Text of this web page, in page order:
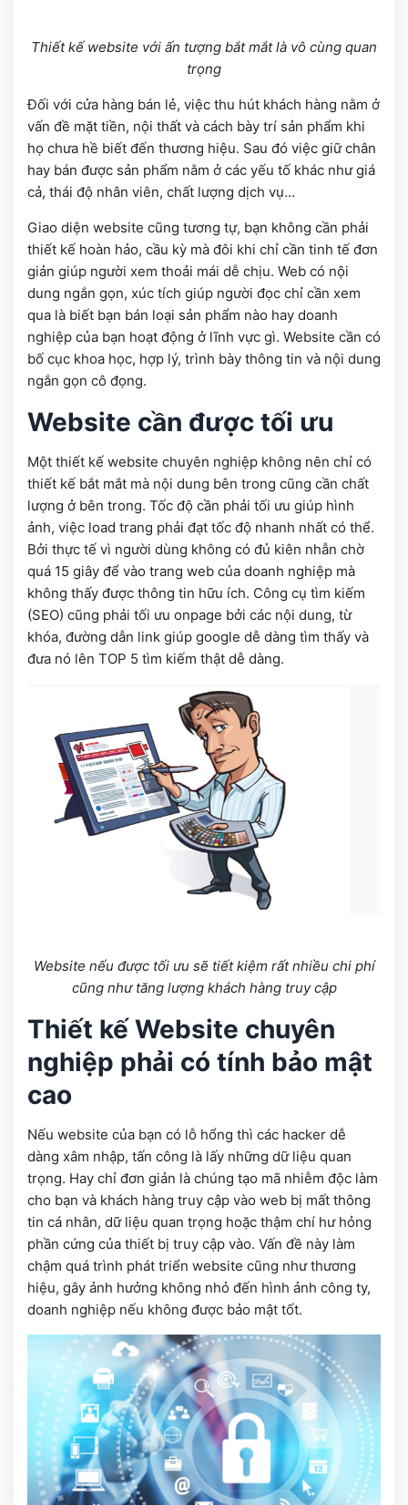
Thiết kế website với ấn tượng bắt mắt là vô cùng quan
trọng
Đối với cửa hàng bán lẻ, việc thu hút khách hàng nằm ở
vấn đề mặt tiền, nội thất và cách bày trí sản phẩm khi
họ chưa hề biết đến thương hiệu. Sau đó việc giữ chân
hay bán được sản phẩm nằm ở các yếu tố khác như giá
cả, thái độ nhân viên, chất lượng dịch vụ…
Giao diện website cũng tương tự, bạn không cần phải
thiết kế hoàn hảo, cầu kỳ mà đôi khi chỉ cần tinh tế đơn
giản giúp người xem thoải mái dễ chịu. Web có nội
dung ngắn gọn, xúc tích giúp người đọc chỉ cần xem
qua là biết bạn bán loại sản phẩm nào hay doanh
nghiệp của bạn hoạt động ở lĩnh vực gì. Website cần có
bố cục khoa học, hợp lý, trình bày thông tin và nội dung
ngắn gọn cô đọng.
Website cần được tối ưu
Một thiết kế website chuyên nghiệp không nên chỉ có
thiết kế bắt mắt mà nội dung bên trong cũng cần chất
lượng ở bên trong. Tốc độ cần phải tối ưu giúp hình
ảnh, việc load trang phải đạt tốc độ nhanh nhất có thể.
Bởi thực tế vì người dùng không có đủ kiên nhẫn chờ
quá 15 giây để vào trang web của doanh nghiệp mà
không thấy được thông tin hữu ích. Công cụ tìm kiếm
(SEO) cũng phải tối ưu onpage bởi các nội dung, từ
khóa, đường dẫn link giúp google dễ dàng tìm thấy và
đưa nó lên TOP 5 tìm kiếm thật dễ dàng.
Website nếu được tối ưu sẽ tiết kiệm rất nhiều chi phí
cũng như tăng lượng khách hàng truy cập
Thiết kế Website chuyên
nghiệp phải có tính bảo mật
cao
Nếu website của bạn có lỗ hổng thì các hacker dễ
dàng xâm nhập, tấn công là lấy những dữ liệu quan
trọng. Hay chỉ đơn giản là chúng tạo mã nhiễm độc làm
cho bạn và khách hàng truy cập vào web bị mất thông
tin cá nhân, dữ liệu quan trọng hoặc thậm chí hư hỏng
phần cứng của thiết bị truy cập vào. Vấn đề này làm
chậm quá trình phát triển website cũng như thương
hiệu, gây ảnh hưởng không nhỏ đến hình ảnh công ty,
doanh nghiệp nếu không được bảo mật tốt.